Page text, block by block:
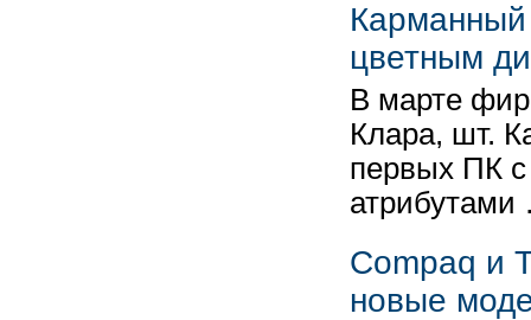
цветным
В марте
Клара, шт.
первых ПК
Compaq и
новые